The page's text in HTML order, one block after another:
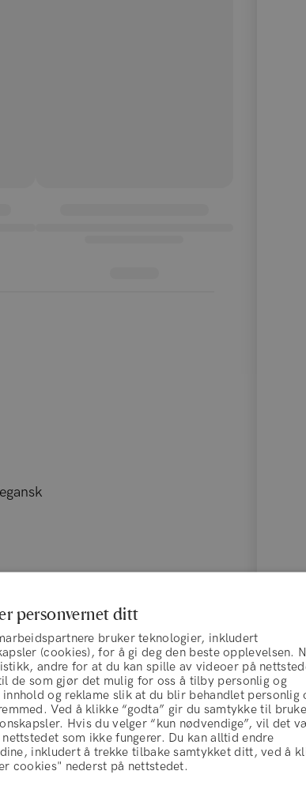
En børste for vått hår
vilkår og betingelser
personvernet ditt
bruker teknologier, inkludert
(cookies), for å gi deg den beste opplevelsen.
andre for at du kan spille av videoer på
de som gjør det mulig for oss å tilby personlig og
og reklame slik at du blir behandlet personlig
Ved å klikke “godta” gir du samtykke til
Hvis du velger “kun nødvendige”, vil det
som ikke fungerer. Du kan alltid endre
inkludert å trekke tilbake samtykket ditt, ved å
cookies" nederst på nettstedet.